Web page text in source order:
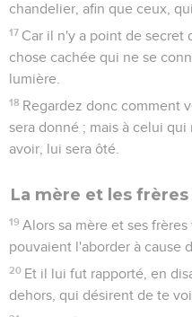
chandelier, afin que ceux,
17 Car il n'y a point de secret
chose cachée qui ne se
lumière.
18 Regardez donc comment
sera donné ; mais à celui
avoir, lui sera ôté.
La mère et les frères
19 Alors sa mère et ses
pouvaient l'aborder à cause
20 Et il lui fut rapporté, en
dehors, qui désirent de te